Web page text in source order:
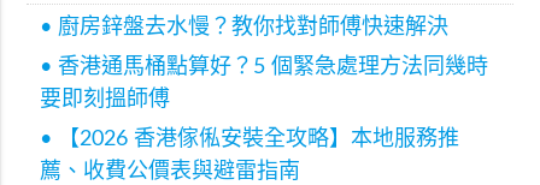
• 廚房鋅盤去水慢？教你找對師傅快速解決
• 香港通馬桶點算好？5 個緊急處理方法同幾時
要即刻搵師傅
• 【2026 香港傢俬安裝全攻略】本地服務推
薦、收費公價表與避雷指南